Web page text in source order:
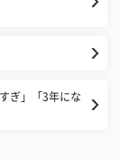
ぎ」「3年にな